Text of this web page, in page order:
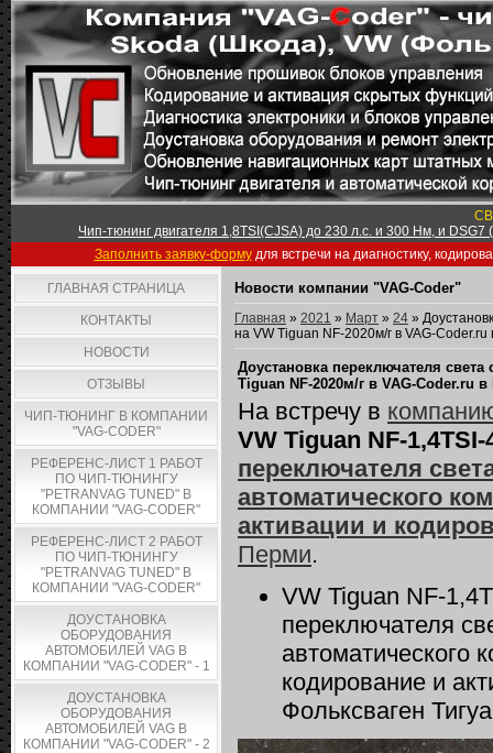
Чип-тюнинг двигателя 1,8TSI(CJSA) до 230 л.с. и 300 Нм, и
Заполнить заявку-формудля встречи на диагностику,
ГЛАВНАЯ СТРАНИЦА
КОНТАКТЫ
НОВОСТИ
ОТЗЫВЫ
ЧИП-ТЮНИНГ В КОМПАНИИ
"VAG-CODER"
РЕФЕРЕНС-ЛИСТ 1 РАБОТ
ПО ЧИП-ТЮНИНГУ
"PETRANVAG TUNED" В
КОМПАНИИ "VAG-CODER"
РЕФЕРЕНС-ЛИСТ 2 РАБОТ
ПО ЧИП-ТЮНИНГУ
"PETRANVAG TUNED" В
КОМПАНИИ "VAG-CODER"
ДОУСТАНОВКА
ОБОРУДОВАНИЯ
АВТОМОБИЛЕЙ VAG В
КОМПАНИИ "VAG-CODER" - 1
ДОУСТАНОВКА
ОБОРУДОВАНИЯ
АВТОМОБИЛЕЙ VAG В
КОМПАНИИ "VAG-CODER" - 2
Новости компании "VAG-Coder"
Главная » 2021 » Март » 24 »
на VW Tiguan NF-2020м/г в VAG-
Доустановка переключателя
Tiguan NF-2020м/г в VAG-Coder.ru
На встречу в
VW Tiguan NF-
переключателя
автоматического
активации и
Перми.
VW Tiguan NF-
переключателя
автоматического
кодирование и
Фольксваген